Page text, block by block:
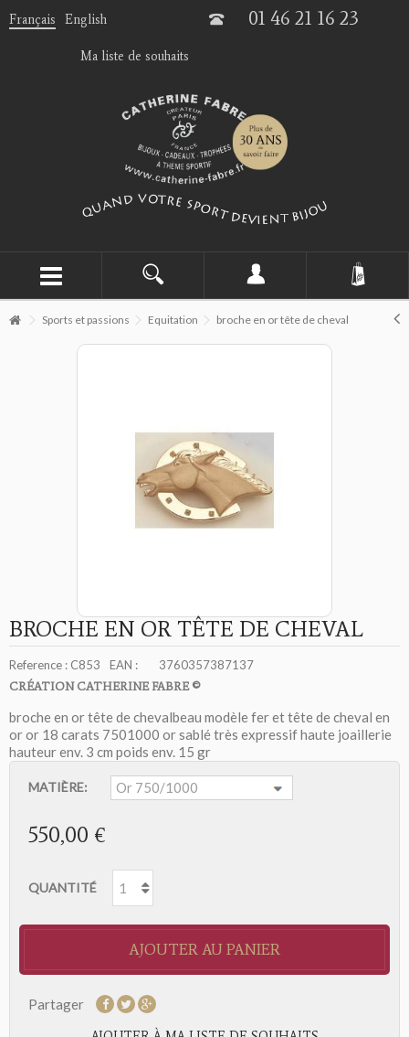
Français English 01 46 21 16 23
Ma liste de souhaits
Sports et passions Equitation broche en or tête de cheval
BROCHE EN OR TÊTE DE CHEVAL
Reference : C853 EAN : 3760357387137
CRÉATION CATHERINE FABRE ©
broche en or tête de chevalbeau modèle fer et tête de cheval en
or or 18 carats 7501000 or sablé très expressif haute joaillerie
hauteur env. 3 cm poids env. 15 gr
MATIÈRE:
550,00 €
QUANTITÉ
AJOUTER AU PANIER
Partager